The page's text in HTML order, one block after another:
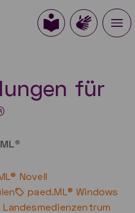
für
Novell
paed.ML® Windows
Landesmedienzentrum